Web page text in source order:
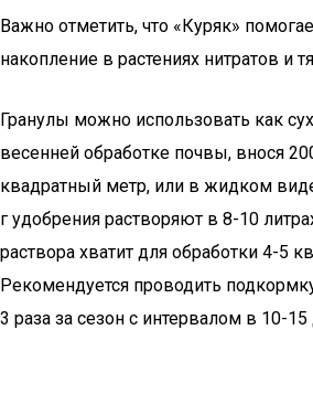
Важно отметить, что «Куряк»
накопление в растениях нитратов и
Гранулы можно использовать как
весенней обработке почвы, внося
квадратный метр, или в жидком
г удобрения растворяют в 8-10
раствора хватит для обработки 4-5
Рекомендуется проводить
3 раза за сезон с интервалом в 10-15